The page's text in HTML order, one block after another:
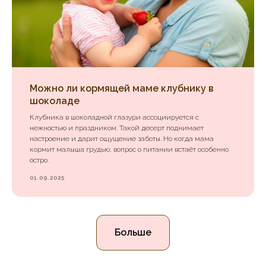
Можно ли кормящей маме клубнику в
шоколаде
Клубника в шоколадной глазури ассоциируется с
нежностью и праздником. Такой десерт поднимает
настроение и дарит ощущение заботы. Но когда мама
кормит малыша грудью, вопрос о питании встаёт особенно
остро.
01.09.2025
Больше